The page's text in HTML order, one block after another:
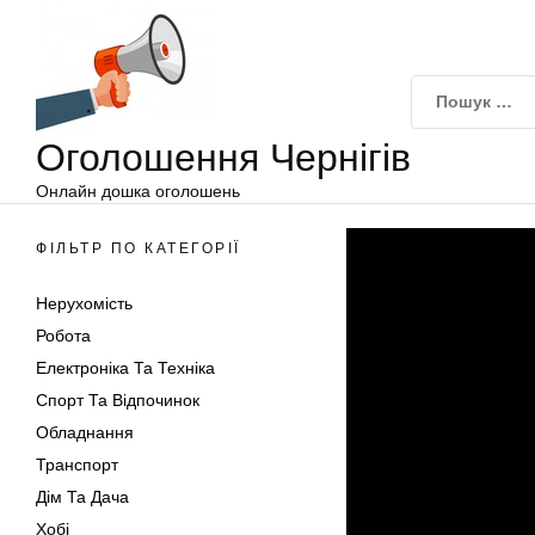
Оголошення Чернігів
Онлайн дошка оголошень
ФІЛЬТР ПО КАТЕГОРІЇ
Нерухомість
Робота
Електроніка Та Техніка
Спорт Та Відпочинок
Обладнання
Транспорт
Дім Та Дача
Хобі